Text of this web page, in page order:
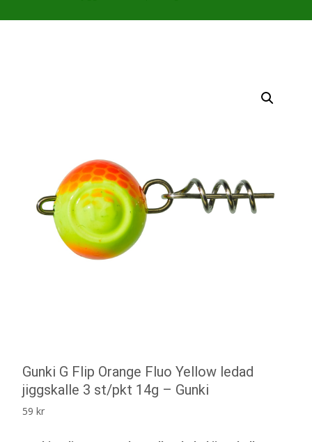
Gunki G Flip Orange Fluo Yellow ledad
jiggskalle 3 st/pkt 14g – Gunki
59 kr